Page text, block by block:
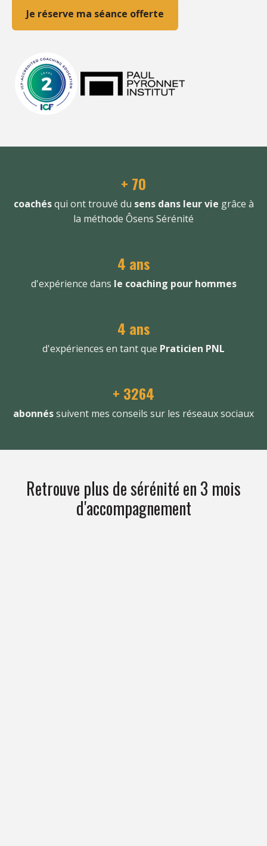
Je réserve ma séance offerte
+ 70
coachésqui ont trouvé du sens dans leur vie grâce à
la méthode Ôsens Sérénité
4 ans
d'expérience dans le coaching pour hommes
4 ans
d'expériences en tant que Praticien PNL
+ 3264
abonnéssuivent mes conseils sur les réseaux sociaux
Retrouve plus de sérénité en 3 mois
d'accompagnement